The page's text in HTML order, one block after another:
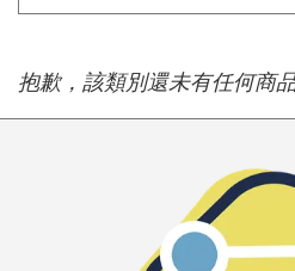
抱歉，該類別還未有任何商品